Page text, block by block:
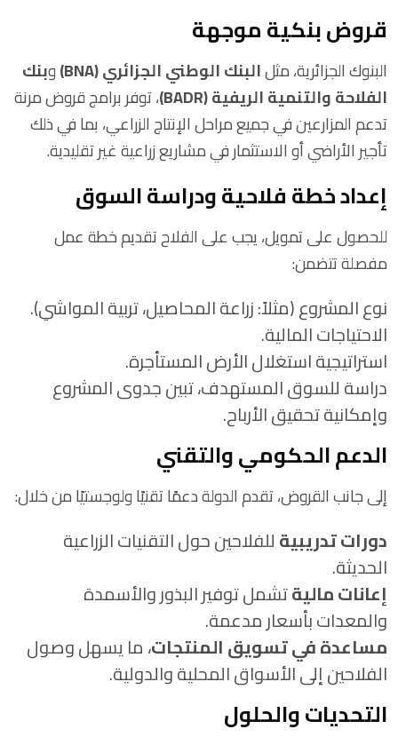
قروض بنكية موجهة
البنوك الجزائرية، مثلالبنك الوطني الجزائري (BNA) وبنك
الفلاحة والتنمية الريفية (BADR)
، توفر برامج قروض مرنة
تدعم المزارعين في جميع مراحل الإنتاج الزراعي، بما في ذلك
تأجير الأراضي أو الاستثمار في مشاريع زراعية غير تقليدية.
إعداد خطة فلاحية ودراسة السوق
للحصول على تمويل، يجب على الفلاح تقديم خطة عمل
مفصلة تتضمن:
نوع المشروع (مثلاً: زراعة المحاصيل، تربية المواشي).
الاحتياجات المالية.
استراتيجية استغلال الأرض المستأجرة.
دراسة للسوق المستهدف، تبين جدوى المشروع
وإمكانية تحقيق الأرباح.
الدعم الحكومي والتقني
إلى جانب القروض، تقدم الدولة دعمًا تقنيًا ولوجستيًا من خلال:
دورات تدريبيةللفلاحين حول التقنيات الزراعية
الحديثة.
إعانات ماليةتشمل توفير البذور والأسمدة
والمعدات بأسعار مدعمة.
مساعدة في تسويق المنتجات، ما يسهل وصول
الفلاحين إلى الأسواق المحلية والدولية.
التحديات والحلول